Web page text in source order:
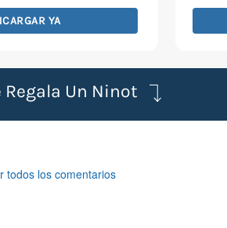
YA
Un Ninot
todos los comentarios